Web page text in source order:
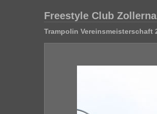
Freestyle Club
Trampolin Vereinsmeisterschaft